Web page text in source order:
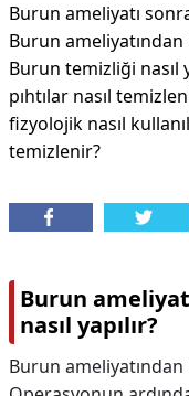
Burun ameliyatı
Burun
Burun temizliği nasıl
pıhtılar nasıl
fizyolojik nasıl
temizlenir?
Burun
nasıl yapılır?
Burun